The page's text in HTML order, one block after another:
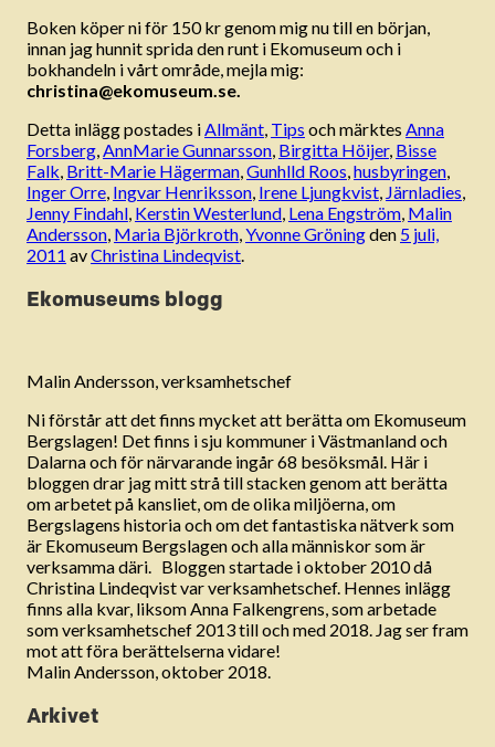
Boken köper ni för 150 kr genom mig nu till en början,
innan jag hunnit sprida den runt i Ekomuseum och i
bokhandeln i vårt område, mejla mig:
christina@ekomuseum.se.
Detta inlägg postades iAllmänt, Tips och märktes Anna
Forsberg,AnnMarie Gunnarsson, Birgitta Höijer, Bisse
Falk, Britt-Marie Hägerman,Gunhlld Roos,husbyringen,
Inger Orre, Ingvar Henriksson, Irene Ljungkvist, Järnladies,
Jenny Findahl, Kerstin Westerlund, Lena Engström, Malin
Andersson, Maria Björkroth,Yvonne Gröningden 5 juli,
2011 avChristina Lindeqvist.
Ekomuseums blogg
Malin Andersson, verksamhetschef
Ni förstår att det finns mycket att berätta om Ekomuseum
Bergslagen! Det finns i sju kommuner i Västmanland och
Dalarna och för närvarande ingår 68 besöksmål. Här i
bloggen drar jag mitt strå till stacken genom att berätta
om arbetet på kansliet, om de olika miljöerna, om
Bergslagens historia och om det fantastiska nätverk som
är Ekomuseum Bergslagen och alla människor som är
verksamma däri. Bloggen startade i oktober 2010 då
Christina Lindeqvist var verksamhetschef. Hennes inlägg
finns alla kvar, liksom Anna Falkengrens, som arbetade
som verksamhetschef 2013 till och med 2018. Jag ser fram
mot att föra berättelserna vidare!
Malin Andersson, oktober 2018.
Arkivet